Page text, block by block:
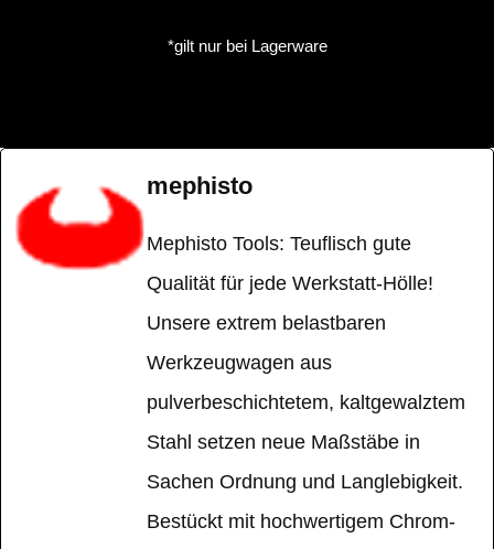
*gilt nur bei Lagerware
mephisto
Mephisto Tools: Teuflisch gute
Qualität für jede Werkstatt-Hölle!
Unsere extrem belastbaren
Werkzeugwagen aus
pulverbeschichtetem, kaltgewalztem
Stahl setzen neue Maßstäbe in
Sachen Ordnung und Langlebigkeit.
Bestückt mit hochwertigem Chrom-